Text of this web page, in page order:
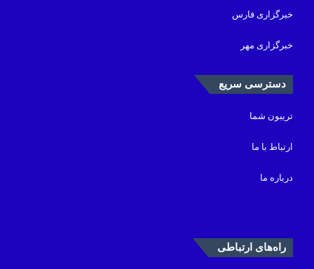
خبرگزاری فارس
خبرگزاری مهر
دسترسی سریع
تریبون شما
ارتباط با ما
درباره ما
راه‌های ارتباطی